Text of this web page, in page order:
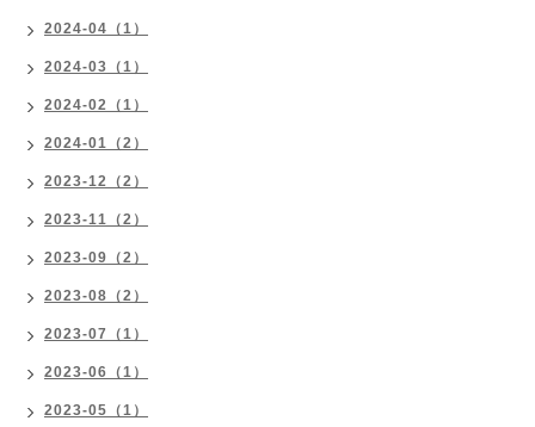
2024-04（1）
2024-03（1）
2024-02（1）
2024-01（2）
2023-12（2）
2023-11（2）
2023-09（2）
2023-08（2）
2023-07（1）
2023-06（1）
2023-05（1）